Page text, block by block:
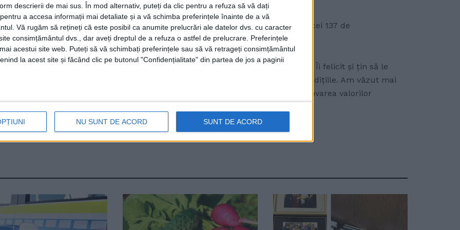
descrierii de mai sus. În mod alternativ, puteți da clic pentru a refuza să vă dați
a accesa informații mai detaliate și a vă schimba preferințele înainte de a vă
Vă rugăm să rețineți că este posibil ca anumite prelucrări ale datelor dvs. cu caracter
consimțământul dvs., dar aveți dreptul de a refuza o astfel de prelucrare. Preferințele
acestui site web. Puteți să vă schimbați preferințele sau să vă retrageți consimțământul
la acest site și făcând clic pe butonul "Confidențialitate" din partea de jos a paginii
NU SUNT DE ACORD SUNT DE ACORD
reprezentative ale țării, pe grupe de vîrstă diferite, selectați dintre cei 137 de
Filip, a declarat: „Mă bucur că sunt mulți tineri care se apleacă către folclor. Îi felicit și țin să le
le insuflă dragostea pentru frumos, pentru cântec și pentru a păstra tradițiile. Am văzut mai
pasiunea lor pentru folclorul autentic. Susținerea acestor talente și promovarea valorilor
sprijinul conducerii Consiliului Județean Suceava”.
din Țara de Sus Dorna Arini Sorin Filip